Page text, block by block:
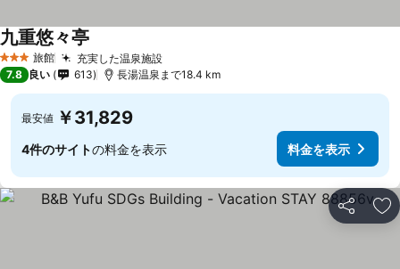
3 ホテルのランク
旅館 充実した温泉施設料金を表示
九重悠々亭
7.8 良い 613 長湯温泉まで18.4 km
最安値 ￥31,829
4件のサイトの料金を表示 料金を表示
シェア お